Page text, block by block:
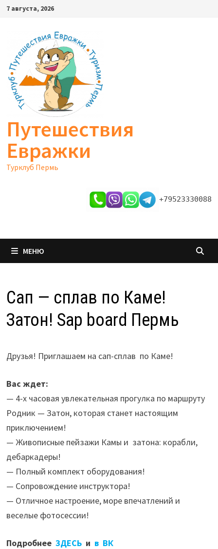
Перейти
содержимому
7 августа, 2026
Путешествия
Евражки
Турклуб Пермь
+79523330088
МЕНЮ
Сап — сплав по Каме!
Затон! Sap board Пермь
Друзья! Приглашаем на сап-сплав по Каме!
Вас ждет:
— 4-х часовая увлекательная прогулка по маршруту
Родник — Затон, которая станет настоящим
приключением!
— Живописные пейзажи Камы и затона: корабли,
дебаркадеры!
— Полный комплект оборудования!
— Сопровождение инструктора!
— Отличное настроение, море впечатлений и
веселые фотосессии!
Подробнее ЗДЕСЬи в ВК